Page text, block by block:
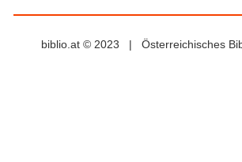
biblio.at © 2023 | Österreichisches